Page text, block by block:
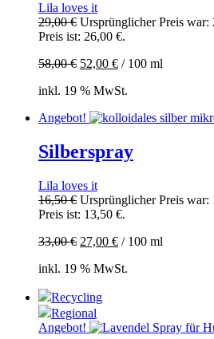
Lila loves it
29,00€ Ursprünglicher Preis war:
Preis ist: 26,00 €.
58,00€ 52,00 € / 100 ml
inkl. 19 % MwSt.
Angebot!
Silberspray
Lila loves it
16,50€ Ursprünglicher Preis war:
Preis ist: 13,50 €.
33,00€ 27,00 € / 100 ml
inkl. 19 % MwSt.
Recycling
Regional
Angebot!